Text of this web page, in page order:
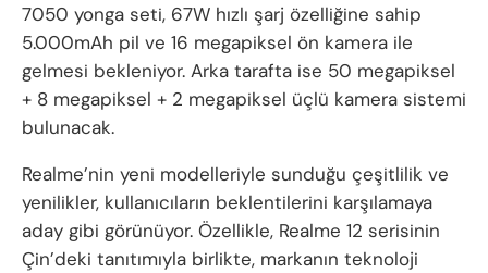
7050 yonga seti, 67W hızlı şarj özelliğine sahip
5.000mAh pil ve 16 megapiksel ön kamera ile
gelmesi bekleniyor. Arka tarafta ise 50 megapiksel
+ 8 megapiksel + 2 megapiksel üçlü kamera sistemi
bulunacak.
Realme’nin yeni modelleriyle sunduğu çeşitlilik ve
yenilikler, kullanıcıların beklentilerini karşılamaya
aday gibi görünüyor. Özellikle, Realme 12 serisinin
Çin’deki tanıtımıyla birlikte, markanın teknoloji